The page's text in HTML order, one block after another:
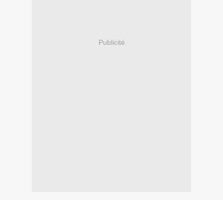
Publicité